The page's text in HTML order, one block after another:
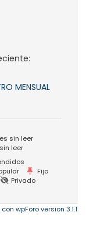
MENSUAL
sin leer
leer
Fijo
Privado
wpForo version 3.1.1